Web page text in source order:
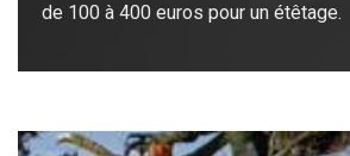
de 100 à 400 euros pour un étêtage.